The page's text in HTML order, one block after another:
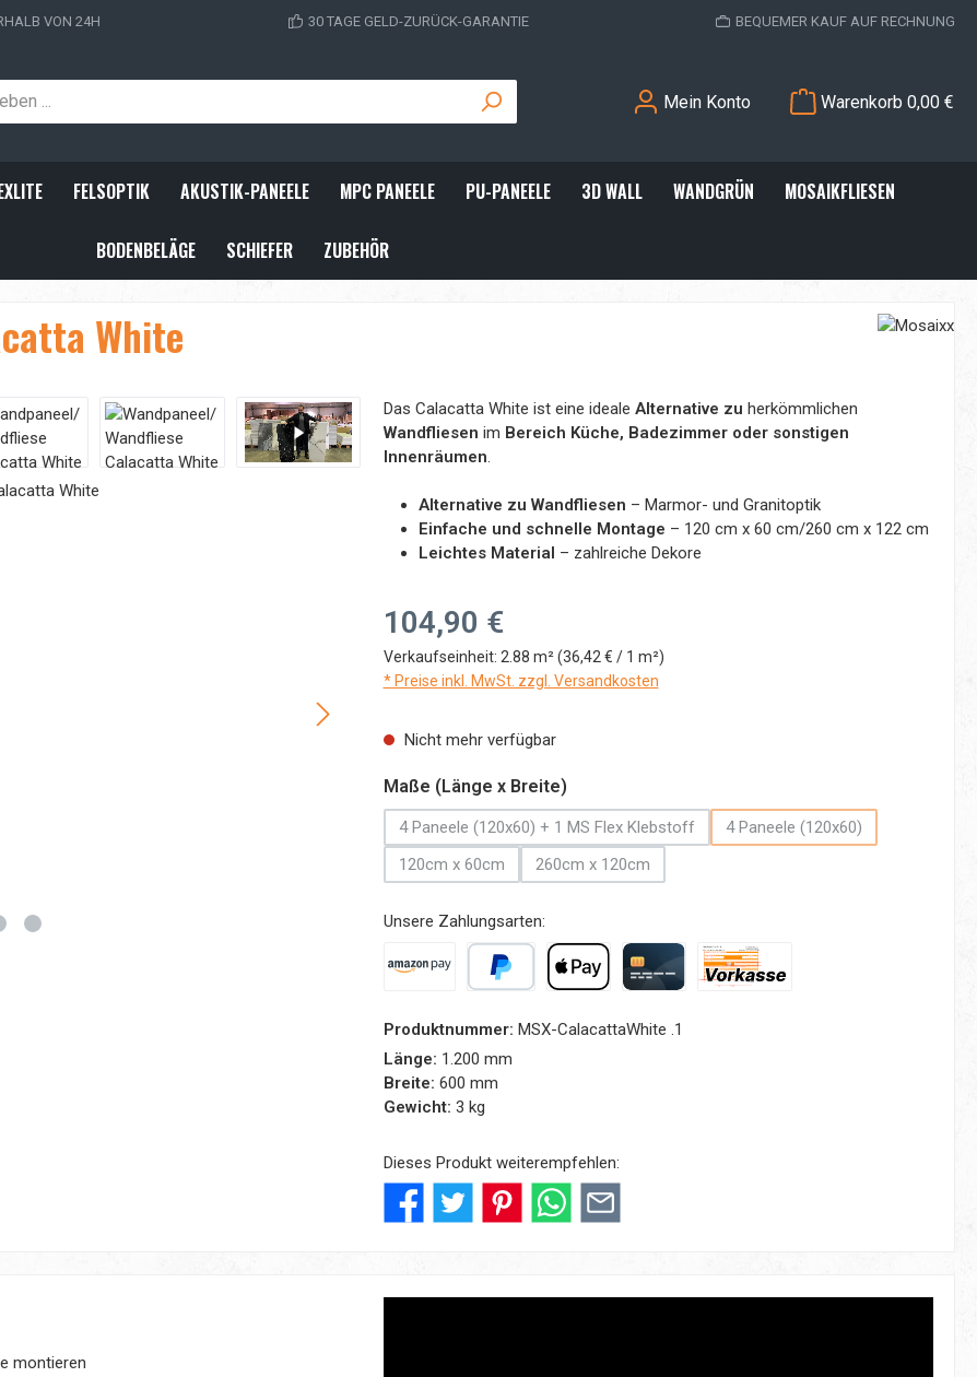
VON 24H 30 TAGE GELD-ZURÜCK-GARANTIE BEQUEMER KAUF AUF RECHNUNG
Mein Konto Warenkorb 0,00 €
FELSOPTIK AKUSTIK-PANEELE MPC PANEELE PU-PANEELE 3D WALL WANDGRÜN MOSAIKFLIESEN
BODENBELÄGE SCHIEFER ZUBEHÖR
White
Das Calacatta White ist eine ideale Alternative zu herkömmlichen
Wandfliesen im Bereich Küche, Badezimmer oder sonstigen
Innenräumen.
Alternative zu Wandfliesen – Marmor- und Granitoptik
Einfache und schnelle Montage – 120 cm x 60 cm/260 cm x 122 cm
Leichtes Material – zahlreiche Dekore
Regulärer Preis:
104,90 €
Verkaufseinheit: 2.88 m²(36,42 € / 1 m²)
* Preise inkl. MwSt. zzgl. Versandkosten
Nicht mehr verfügbar
Maße (Länge x Breite)auswählen
4 Paneele (120x60) + 1 MS Flex Klebstoff
(Diese Option ist zurzeit nicht verfügbar.)
4 Paneele (120x60)
(Diese Option ist zurzeit
120cm x 60cm 260cm x 120cm
Unsere Zahlungsarten:
Produktnummer: MSX-CalacattaWhite .1
Länge: 1.200 mm
Breite: 600 mm
Gewicht: 3 kg
Dieses Produkt weiterempfehlen:
montieren